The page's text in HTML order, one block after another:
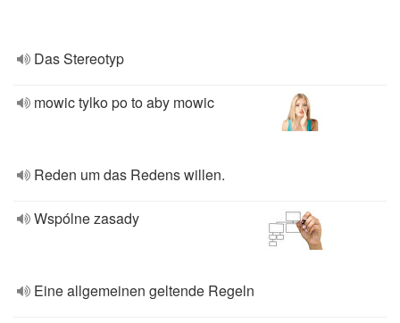
Das Stereotyp
mowic tylko po to aby mowic
Reden um das Redens willen.
Wspólne zasady
Eine allgemeinen geltende Regeln